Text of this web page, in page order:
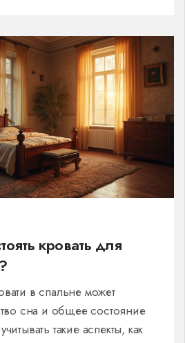
теплоты и
пространству. Поделимся
чтобы ваша гостиная
для отдыха и встреч.
кровать для
в спальне может
сна и общее состояние
такие аспекты, как